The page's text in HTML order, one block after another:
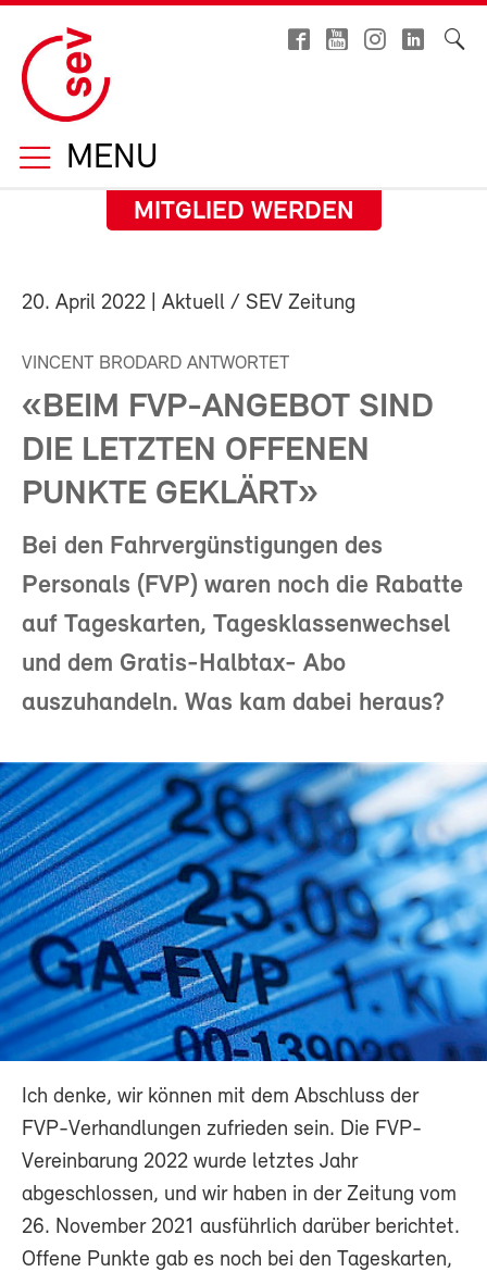
MENU
MITGLIED WERDEN
20. April 2022 | Aktuell / SEV Zeitung
VINCENT BRODARD ANTWORTET
«BEIM FVP-ANGEBOT SIND
DIE LETZTEN OFFENEN
PUNKTE GEKLÄRT»
Bei den Fahrvergünstigungen des
Personals (FVP) waren noch die Rabatte
auf Tageskarten, Tagesklassenwechsel
und dem Gratis-Halbtax- Abo
auszuhandeln. Was kam dabei heraus?
Ich denke, wir können mit dem Abschluss der
FVP-Verhandlungen zufrieden sein. Die FVP-
Vereinbarung 2022 wurde letztes Jahr
abgeschlossen, und wir haben in der Zeitung vom
26. November 2021 ausführlich darüber berichtet.
Offene Punkte gab es noch bei den Tageskarten,